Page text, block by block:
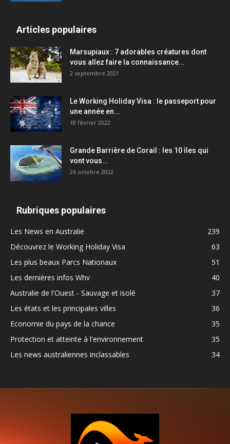
Articles populaires
Marsupiaux : 7 adorables créatures dont
vous allez faire la connaissance...
2 septembre 2021
Le Working Holiday Visa : le passeport pour
une année en...
18 février 2022
Grande Barrière de Corail : les 10 îles qui
vont vous...
26 octobre 2022
Rubriques populaires
Les News en Australie
239
Découvrez le Working Holiday Visa
63
Les plus beaux Parcs Nationaux
51
Les dernières infos Whv
40
Australie de l'Ouest - Sauvage et isolé
37
Les états et les principales villes
36
Economie du pays de la chance
35
Protection et atteinte à l'environnement
35
Les news australiennes inclassables
34